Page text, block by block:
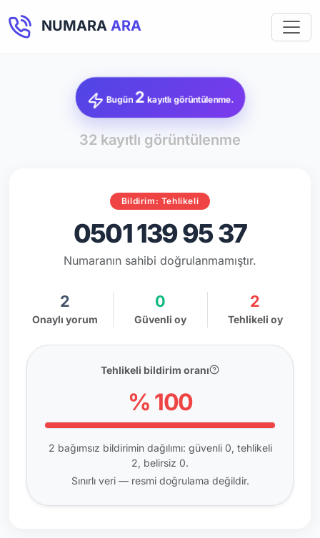
NUMARA ARA
Bugün 2 kayıtlı görüntülenme.
32 kayıtlı görüntülenme
Bildirim: Tehlikeli
0501 139 95 37
Numaranın sahibi doğrulanmamıştır.
2
Onaylı yorum
0
Güvenli oy
2
Tehlikeli oy
Tehlikeli bildirim oranı
% 100
2 bağımsız bildirimin dağılımı: güvenli 0, tehlikeli
2, belirsiz 0.
Sınırlı veri — resmi doğrulama değildir.